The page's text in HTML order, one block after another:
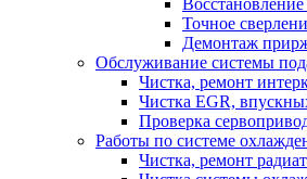
Точное
Демонтаж
Обслуживание системы
Чистка, ремонт
Чистка EGR,
Проверка
Работы по системе
Чистка, ремонт